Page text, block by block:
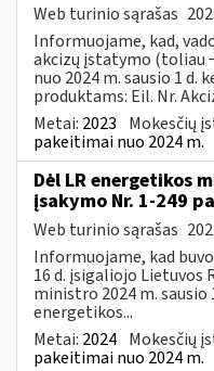
Web turinio sąrašas
Informuojame, kad,
akcizų įstatymo (toliau
nuo 2024 m. sausio 1 d.
produktams: Eil. Nr.
Metai: 2023 Mokesčių
pakeitimai nuo 2024 m.
Dėl LR energetikos
įsakymo Nr. 1-249
Web turinio sąrašas
Informuojame, kad
16 d. įsigaliojo Lietuvos
ministro 2024 m. sausio
energetikos...
Metai: 2024 Mokesčių
pakeitimai nuo 2024 m.